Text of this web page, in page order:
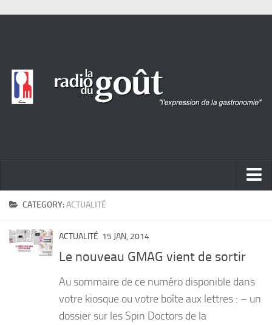
ACTUALITÉ
PORTRAITS
CATEGORY:ACTUALITÉ
ACTUALITÉ 15 JAN, 2014
Le nouveau GMAG vient de sortir
Au sommaire de ce numéro disponible dans
votre kiosque ou votre boîte aux lettres : – un
dossier sur les Spin Doctors de la